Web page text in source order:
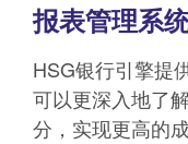
报表管理系
HSG银行引擎提
可以更深入地了
分，实现更高的